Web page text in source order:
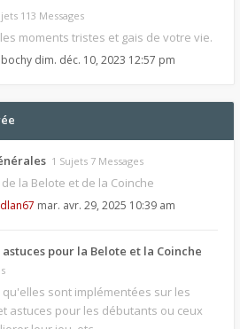
113 Messages
moments tristes et gais de votre vie.
dim. déc. 10, 2023 12:57 pm
1 Sujets 7 Messages
la Belote et de la Coinche
dlan67 mar. avr. 29, 2025 10:39 am
pour la Belote et la Coinche
qu'elles sont implémentées sur les
astuces pour les débutants ou ceux